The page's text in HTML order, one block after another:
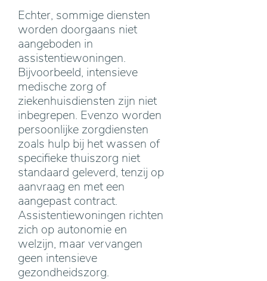
Echter, sommige diensten
worden doorgaans niet
aangeboden in
assistentiewoningen.
Bijvoorbeeld, intensieve
medische zorg of
ziekenhuisdiensten zijn niet
inbegrepen. Evenzo worden
persoonlijke zorgdiensten
zoals hulp bij het wassen of
specifieke thuiszorg niet
standaard geleverd, tenzij op
aanvraag en met een
aangepast contract.
Assistentiewoningen richten
zich op autonomie en
welzijn, maar vervangen
geen intensieve
gezondheidszorg.